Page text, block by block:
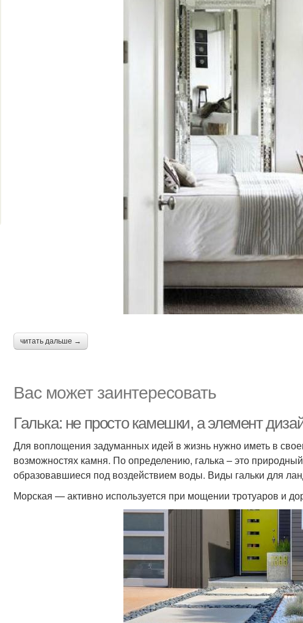
читать дальше →
Вас может заинтересовать
Галька: не просто камешки, а элемент
Для воплощения задуманных идей в жизнь нужно иметь в
возможностях камня. По определению, галька – это
образовавшиеся под воздействием воды. Виды гальки для
Морская — активно используется при мощении тротуаров и